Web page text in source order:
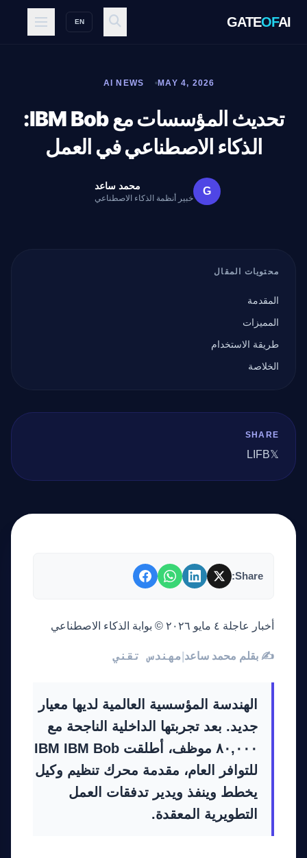
GATEOFAI
EN
MAY 4, 2026
AI NEWS
تحديث المؤسسات مع IBM Bob:
الذكاء الاصطناعي في العمل
G محمد ساعد
خبير أنظمة الذكاء الاصطناعي
محتويات المقال
المقدمة
المميزات
طريقة الاستخدام
الخلاصة
SHARE
𝕏
FB
LI
Share:
أخبار عاجلة ٤ مايو ٢٠٢٦ © بوابة الذكاء الاصطناعي
✍️ بقلم محمد ساعد مهندس تقني
الهندسة المؤسسية العالمية لديها معيار
جديد. بعد تجربتها الداخلية الناجحة مع
٨٠,٠٠٠ موظف، أطلقت IBM
IBM Bob
للتوافر العام، مقدمة محرك تنظيم وكيل
يخطط وينفذ ويدير تدفقات العمل
التطويرية المعقدة.